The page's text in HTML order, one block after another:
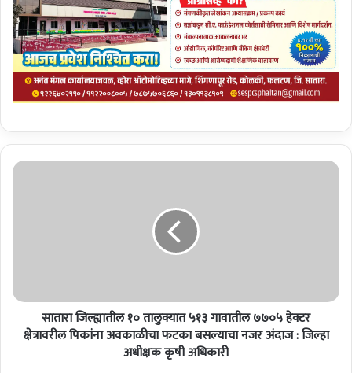
सा
०
सातारा जिल्ह्यातील १० तालुक्यात ५१३ गावातील ७७०५ हेक्टर
क्षेत्रावरील पिकांना अवकाळीचा फटका बसल्याचा नजर अंदाज : जिल्हा
अधीक्षक कृषी अधिकारी